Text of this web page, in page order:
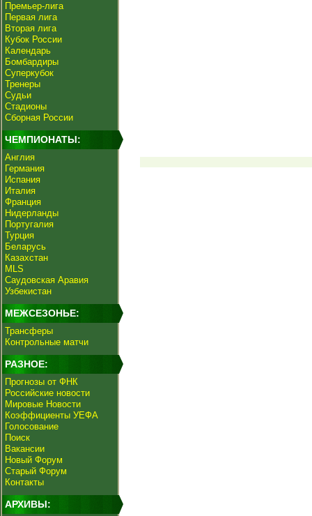
Премьер-лига
Первая лига
Вторая лига
Кубок России
Календарь
Бомбардиры
Суперкубок
Тренеры
Судьи
Стадионы
Сборная России
ЧЕМПИОНАТЫ:
Англия
Германия
Испания
Италия
Франция
Нидерланды
Португалия
Турция
Беларусь
Казахстан
MLS
Саудовская Аравия
Узбекистан
МЕЖСЕЗОНЬЕ:
Трансферы
Контрольные матчи
РАЗНОЕ:
Прогнозы от ФНК
Российские новости
Мировые Новости
Коэффициенты УЕФА
Голосование
Поиск
Вакансии
Новый Форум
Старый Форум
Контакты
АРХИВЫ: